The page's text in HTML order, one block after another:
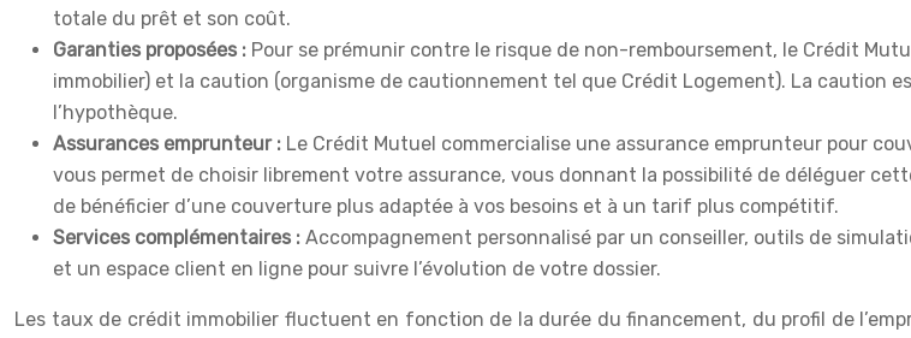
totale du prêt et son coût.
Garanties proposées : Pour se prémunir contre le risque de non-remboursement, le Crédit
immobilier) et la caution (organisme de cautionnement tel que Crédit Logement). La caution
l’hypothèque.
Assurances emprunteur : Le Crédit Mutuel commercialise une assurance emprunteur pour
vous permet de choisir librement votre assurance, vous donnant la possibilité de déléguer
de bénéficier d’une couverture plus adaptée à vos besoins et à un tarif plus compétitif.
Services complémentaires : Accompagnement personnalisé par un conseiller, outils de
et un espace client en ligne pour suivre l’évolution de votre dossier.
Les taux de crédit immobilier fluctuent en fonction de la durée du financement, du profil de